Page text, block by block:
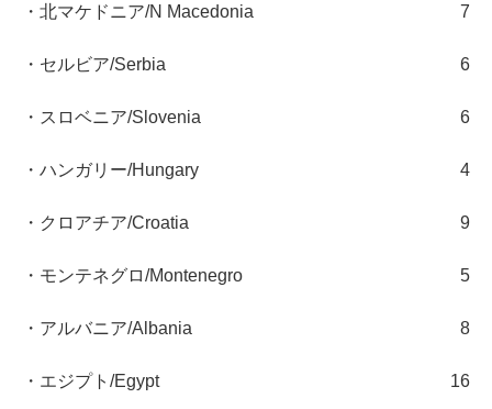
・北マケドニア/N Macedonia 7
・セルビア/Serbia 6
・スロベニア/Slovenia 6
・ハンガリー/Hungary 4
・クロアチア/Croatia 9
・モンテネグロ/Montenegro 5
・アルバニア/Albania 8
・エジプト/Egypt 16